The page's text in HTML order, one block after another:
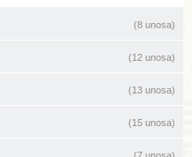
(8 unosa)
(12 unosa)
(13 unosa)
(15 unosa)